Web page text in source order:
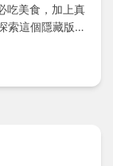
吃美食，加上真
索這個隱藏版